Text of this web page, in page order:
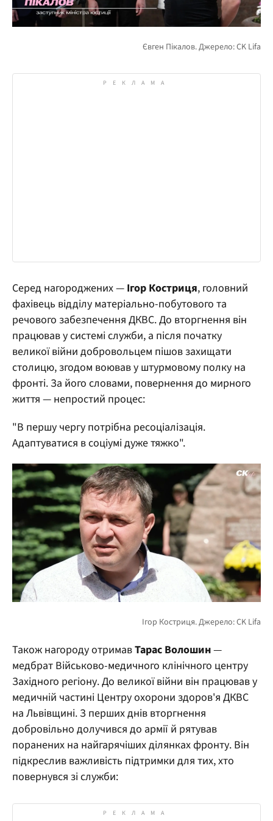
Серед нагороджених — Ігор Костриця, головний
фахівець відділу матеріально-побутового та
речового забезпечення ДКВС. До вторгнення він
працював у системі служби, а після початку
великої війни добровольцем пішов захищати
столицю, згодом воював у штурмовому полку на
фронті. За його словами, повернення до мирного
життя — непростий процес:
"В першу чергу потрібна ресоціалізація.
Адаптуватися в соціумі дуже тяжко".
Також нагороду отримавТарас Волошин—
медбрат Військово-медичного клінічного центру
Західного регіону. До великої війни він працював у
медичній частині Центру охорони здоров'я ДКВС
на Львівщині. З перших днів вторгнення
добровільно долучився до армії й рятував
поранених на найгарячіших ділянках фронту. Він
підкреслив важливість підтримки для тих, хто
повернувся зі служби: